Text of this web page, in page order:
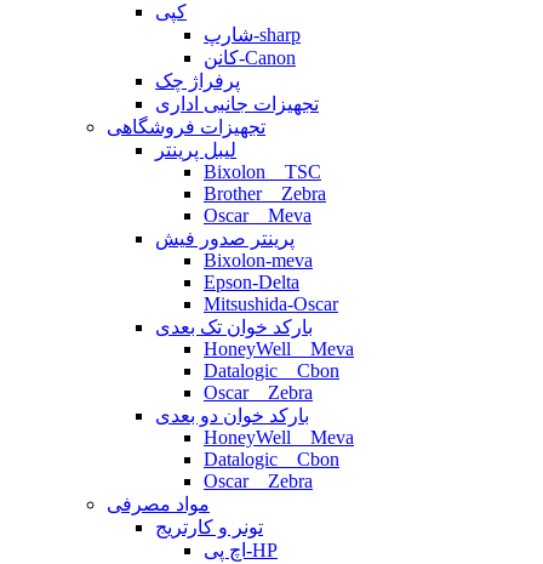
کپی
شارپ-sharp
کانن-Canon
پرفراژ چک
تجهیزات جانبی اداری
تجهیزات فروشگاهی
لیبل پرینتر
Bixolon _ TSC
Brother _ Zebra
Oscar _ Meva
پرینتر صدور فیش
Bixolon-meva
Epson-Delta
Mitsushida-Oscar
بارکد خوان تک بعدی
HoneyWell _ Meva
Datalogic _ Cbon
Oscar _ Zebra
بارکد خوان دو بعدی
HoneyWell _ Meva
Datalogic _ Cbon
Oscar _ Zebra
مواد مصرفی
تونر و کارتریج
اچ پی-HP